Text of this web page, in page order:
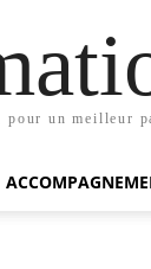
un meilleur